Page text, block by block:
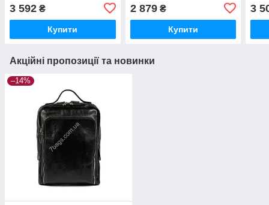
3 592 ₴
Купити
2 879₴
Купити
3
Акційні пропозиції та новинки
–14%